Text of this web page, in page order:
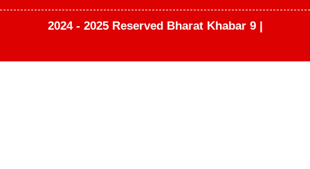
2024 - 2025 Reserved Bharat Khabar 9 |